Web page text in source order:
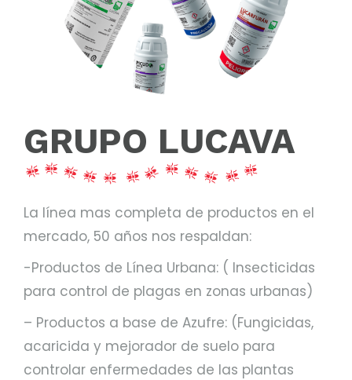
GRUPO LUCAVA
La línea mas completa de productos en el
mercado, 50 años nos respaldan:
-Productos de Línea Urbana: ( Insecticidas
para control de plagas en zonas urbanas)
– Productos a base de Azufre: (Fungicidas,
acaricida y mejorador de suelo para
controlar enfermedades de las plantas